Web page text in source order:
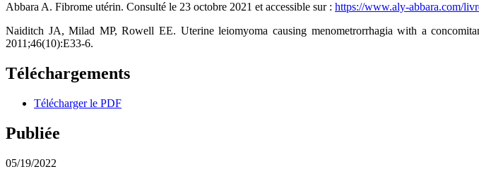
Abbara A. Fibrome utérin. Consulté le 23 octobre 2021 et accessible sur : https://www.aly-abbara.com/
Naiditch JA, Milad MP, Rowell EE. Uterine leiomyoma causing menometrorrhagia with a
2011;46(10):E33-6.
Téléchargements
Télécharger le PDF
Publiée
05/19/2022